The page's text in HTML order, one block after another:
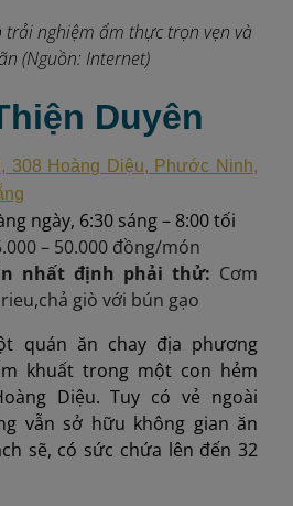
trải nghiệm ẩm thực trọn vẹn và
(Nguồn: Internet)
Duyên
308 Hoàng Diệu, Phước Ninh,
ngày, 6:30 sáng – 8:00 tối
– 50.000 đồng/món
nhất định phải thử: Cơm
,chả giò với bún gạo
quán ăn chay địa phương
khuất trong một con hẻm
Diệu. Tuy có vẻ ngoài
vẫn sở hữu không gian ăn
sẽ, có sức chứa lên đến 32